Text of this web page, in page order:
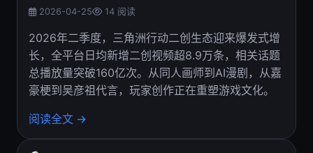
2026-04-25 14 阅读
2026年二季度，三角洲行动二创生态迎来爆发式增
长，全平台日均新增二创视频超8.9万条，相关话题
总播放量突破160亿次。从同人画师到AI漫剧，从嘉
豪梗到吴彦祖代言，玩家创作正在重塑游戏文化。
阅读全文 →